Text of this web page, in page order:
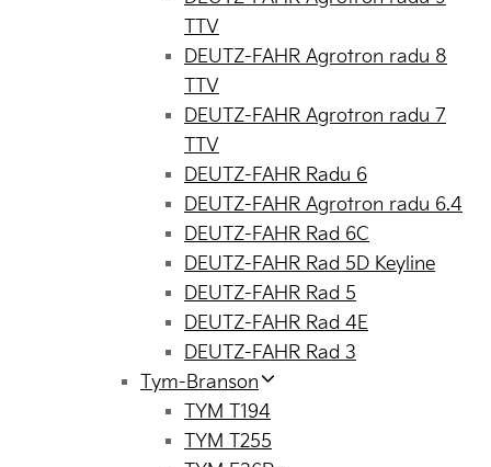
TTV
DEUTZ-FAHR Agrotron radu 8
TTV
DEUTZ-FAHR Agrotron radu 7
TTV
DEUTZ-FAHR Radu 6
DEUTZ-FAHR Agrotron radu 6.4
DEUTZ-FAHR Rad 6C
DEUTZ-FAHR Rad 5D Keyline
DEUTZ-FAHR Rad 5
DEUTZ-FAHR Rad 4E
DEUTZ-FAHR Rad 3
Tym-Branson
TYM T194
TYM T255